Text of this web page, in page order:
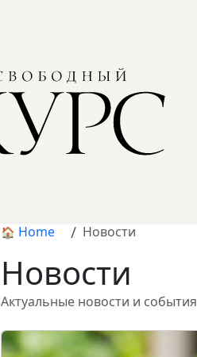
Home Новости
Новости
Актуальные новости и события